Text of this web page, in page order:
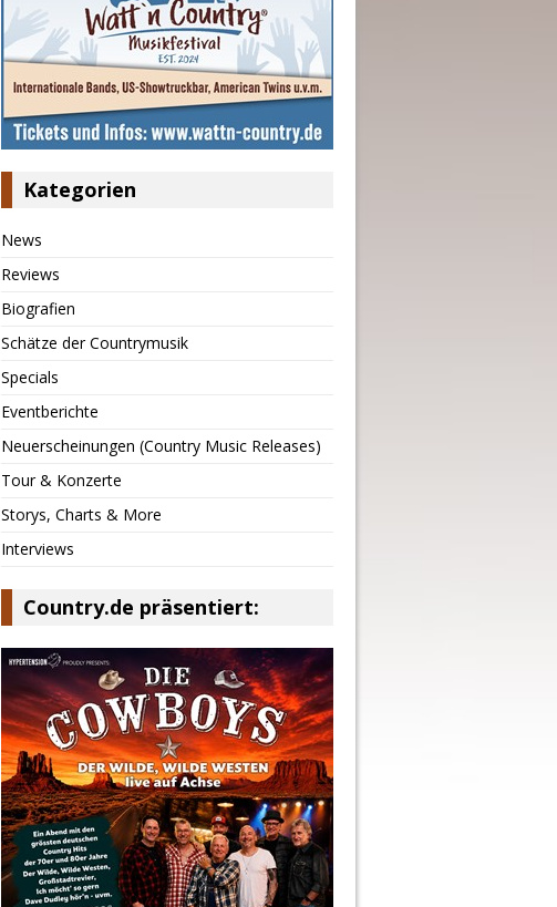
Kategorien
News
Reviews
Biografien
Schätze der Countrymusik
Specials
Eventberichte
Neuerscheinungen (Country Music Releases)
Tour & Konzerte
Storys, Charts & More
Interviews
Country.de präsentiert: